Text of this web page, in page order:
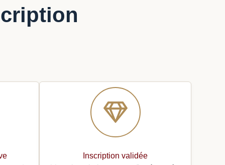
Inscription validée